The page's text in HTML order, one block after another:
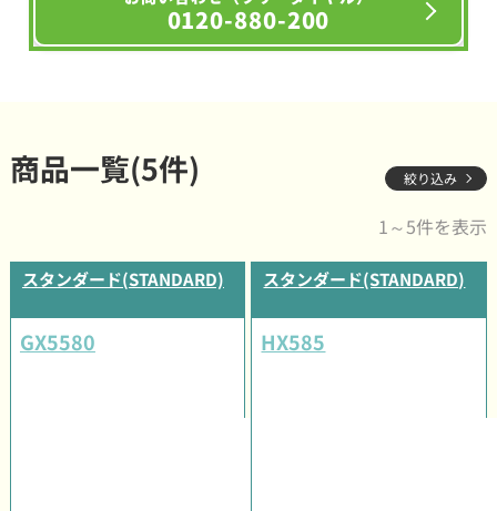
0120-880-200
商品一覧(5件) 絞り込み
1～5件を表示
スタンダード(STANDARD)
GX5580
スタンダード(STANDARD)
HX585